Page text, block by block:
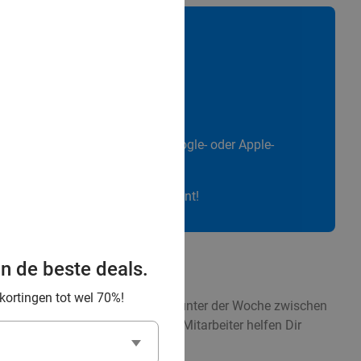
de beste deals.
tot wel 70%!
mit Deinem Facebook-, Google- oder Apple-
hast einen Social Deal-Account!
Unser Kundenservice ist unter der Woche zwischen
09:00 bis 17:30 Uhr). Unsere Mitarbeiter helfen Dir
Angebot sind gesichert!